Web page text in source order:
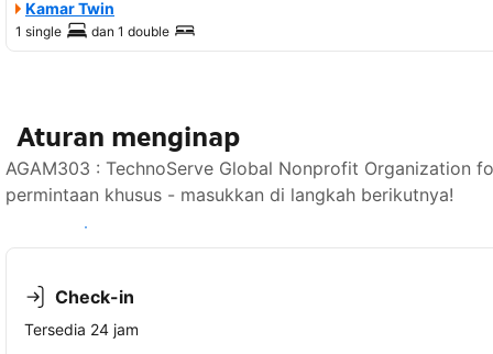
Kamar Twin
1 single dan 1 double
Aturan menginap
AGAM303 : TechnoServe Global Nonprofit Organization
permintaan khusus - masukkan di langkah berikutnya!
Lihat ketersediaan
Check-in
Tersedia 24 jam